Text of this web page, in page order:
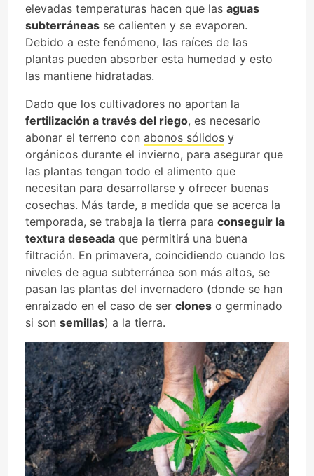
elevadas temperaturas hacen que las aguas
subterráneas se calienten y se evaporen.
Debido a este fenómeno, las raíces de las
plantas pueden absorber esta humedad y esto
las mantiene hidratadas.
Dado que los cultivadores no aportan la
fertilización a través del riego, es necesario
abonar el terreno con abonos sólidos y
orgánicos durante el invierno, para asegurar que
las plantas tengan todo el alimento que
necesitan para desarrollarse y ofrecer buenas
cosechas. Más tarde, a medida que se acerca la
temporada, se trabaja la tierra para conseguir la
textura deseada que permitirá una buena
filtración. En primavera, coincidiendo cuando los
niveles de agua subterránea son más altos, se
pasan las plantas del invernadero (donde se han
enraizado en el caso de ser clones o germinado
si son semillas) a la tierra.